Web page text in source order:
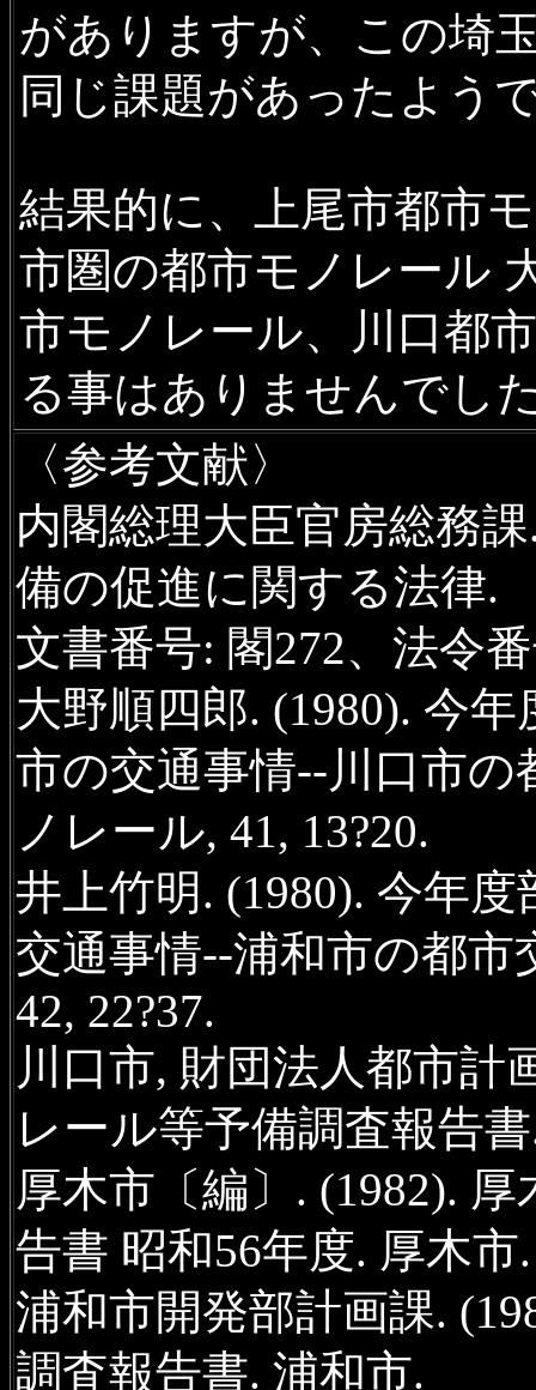
がありますが、この埼
同じ課題があったよう
結果的に、上尾市都市
市圏の都市モノレール
市モノレール、川口都
る事はありませんでし
〈参考文献〉
内閣総理大臣官房総務
備の促進に関する法律.
文書番号: 閣272、法令
大野順四郎. (1980). 今
市の交通事情--川口市
ノレール, 41, 13?20.
井上竹明. (1980). 今年
交通事情--浦和市の都
42, 22?37.
川口市, 財団法人都市計
レール等予備調査報告
厚木市〔編〕. (1982).
告書 昭和56年度. 厚木市.
浦和市開発部計画課.
調査報告書. 浦和市.